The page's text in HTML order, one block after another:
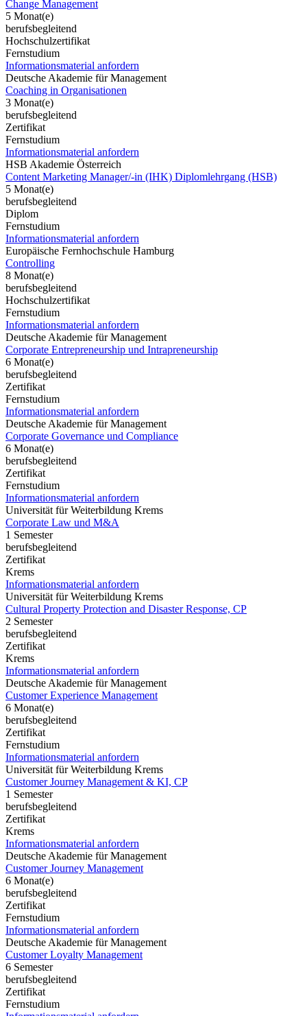
Change Management
5 Monat(e)
berufsbegleitend
Hochschulzertifikat
Fernstudium
Informationsmaterial anfordern
Deutsche Akademie für Management
Coaching in Organisationen
3 Monat(e)
berufsbegleitend
Zertifikat
Fernstudium
Informationsmaterial anfordern
HSB Akademie Österreich
Content Marketing Manager/-in (IHK) Diplomlehrgang (HSB)
5 Monat(e)
berufsbegleitend
Diplom
Fernstudium
Informationsmaterial anfordern
Europäische Fernhochschule Hamburg
Controlling
8 Monat(e)
berufsbegleitend
Hochschulzertifikat
Fernstudium
Informationsmaterial anfordern
Deutsche Akademie für Management
Corporate Entrepreneurship und Intrapreneurship
6 Monat(e)
berufsbegleitend
Zertifikat
Fernstudium
Informationsmaterial anfordern
Deutsche Akademie für Management
Corporate Governance und Compliance
6 Monat(e)
berufsbegleitend
Zertifikat
Fernstudium
Informationsmaterial anfordern
Universität für Weiterbildung Krems
Corporate Law und M&A
1 Semester
berufsbegleitend
Zertifikat
Krems
Informationsmaterial anfordern
Universität für Weiterbildung Krems
Cultural Property Protection and Disaster Response, CP
2 Semester
berufsbegleitend
Zertifikat
Krems
Informationsmaterial anfordern
Deutsche Akademie für Management
Customer Experience Management
6 Monat(e)
berufsbegleitend
Zertifikat
Fernstudium
Informationsmaterial anfordern
Universität für Weiterbildung Krems
Customer Journey Management & KI, CP
1 Semester
berufsbegleitend
Zertifikat
Krems
Informationsmaterial anfordern
Deutsche Akademie für Management
Customer Journey Management
6 Monat(e)
berufsbegleitend
Zertifikat
Fernstudium
Informationsmaterial anfordern
Deutsche Akademie für Management
Customer Loyalty Management
6 Semester
berufsbegleitend
Zertifikat
Fernstudium